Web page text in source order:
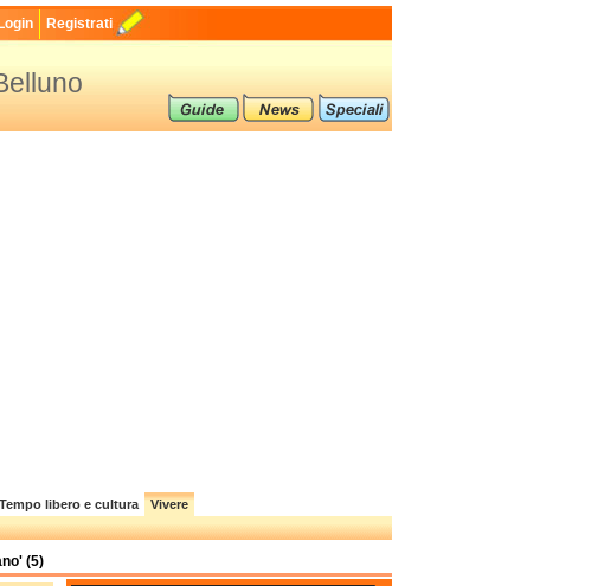
Login Registrati
Tempo libero e cultura Vivere
(5)